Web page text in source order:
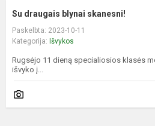
Su draugais blynai skanesni!
Paskelbta: 2023-10-11
Kategorija: Išvykos
Rugsėjo 11 dieną specialiosios klasės
išvyko į...